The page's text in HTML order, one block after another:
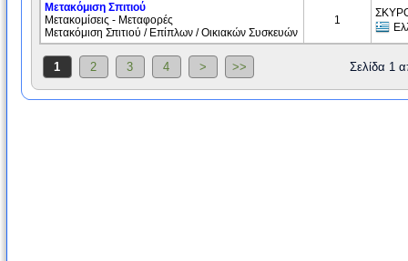
Μετακόμιση Σπιτιού
Μετακομίσεις - Μεταφορές
Μετακόμιση Σπιτιού / Επίπλων / Οικιακών Συσκευών
1
1 2 3 4 > >> Σελίδα 1